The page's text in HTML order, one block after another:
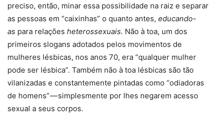
preciso, então, minar essa possibilidade na raiz e separar
as pessoas em “caixinhas” o quanto antes, educando-
as para relações heterossexuais. Não à toa, um dos
primeiros slogans adotados pelos movimentos de
mulheres lésbicas, nos anos 70, era “qualquer mulher
pode ser lésbica”. Também não à toa lésbicas são tão
vilanizadas e constantemente pintadas como “odiadoras
de homens” — simplesmente por lhes negarem acesso
sexual a seus corpos.